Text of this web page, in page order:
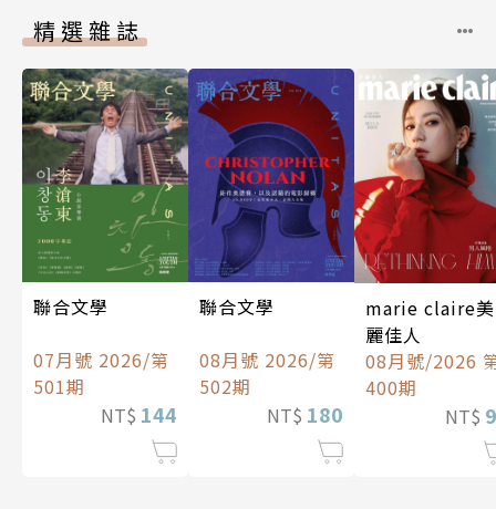
精選雜誌
聯合文學
07月號 2026/第
501期
NT$ 144
聯合文學
08月號 2026/第
502期
NT$ 180
marie claire美
麗佳人
08月號/2026
400期
NT$